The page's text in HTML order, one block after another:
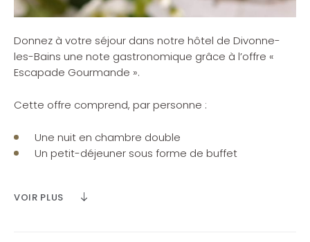
Donnez à votre séjour dans notre hôtel de Divonne-
les-Bains une note gastronomique grâce à l’offre «
Escapade Gourmande ».
Cette offre comprend, par personne :
Une nuit en chambre double
Un petit-déjeuner sous forme de buffet
Un accès libre à l'espace Forme & Détente, ainsi
VOIR PLUS